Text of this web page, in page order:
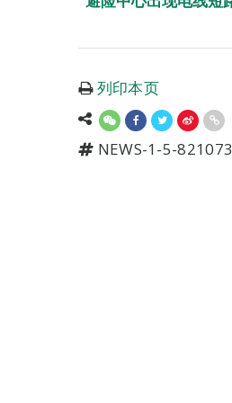
列印本页
NEWS-1-5-821073